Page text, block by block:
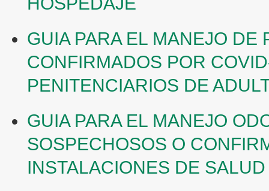
GUIA PARA EL MANEJO DE
CONFIRMADOS POR
PENITENCIARIOS DE
GUIA PARA EL MANEJO
SOSPECHOSOS O
INSTALACIONES DE SALUD